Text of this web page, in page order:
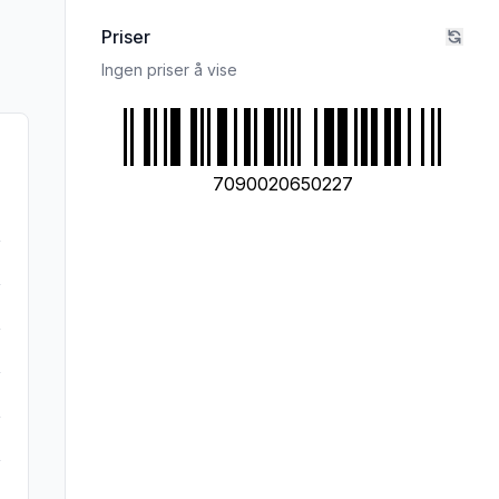
Priser
Ingen priser å vise
7090020650227